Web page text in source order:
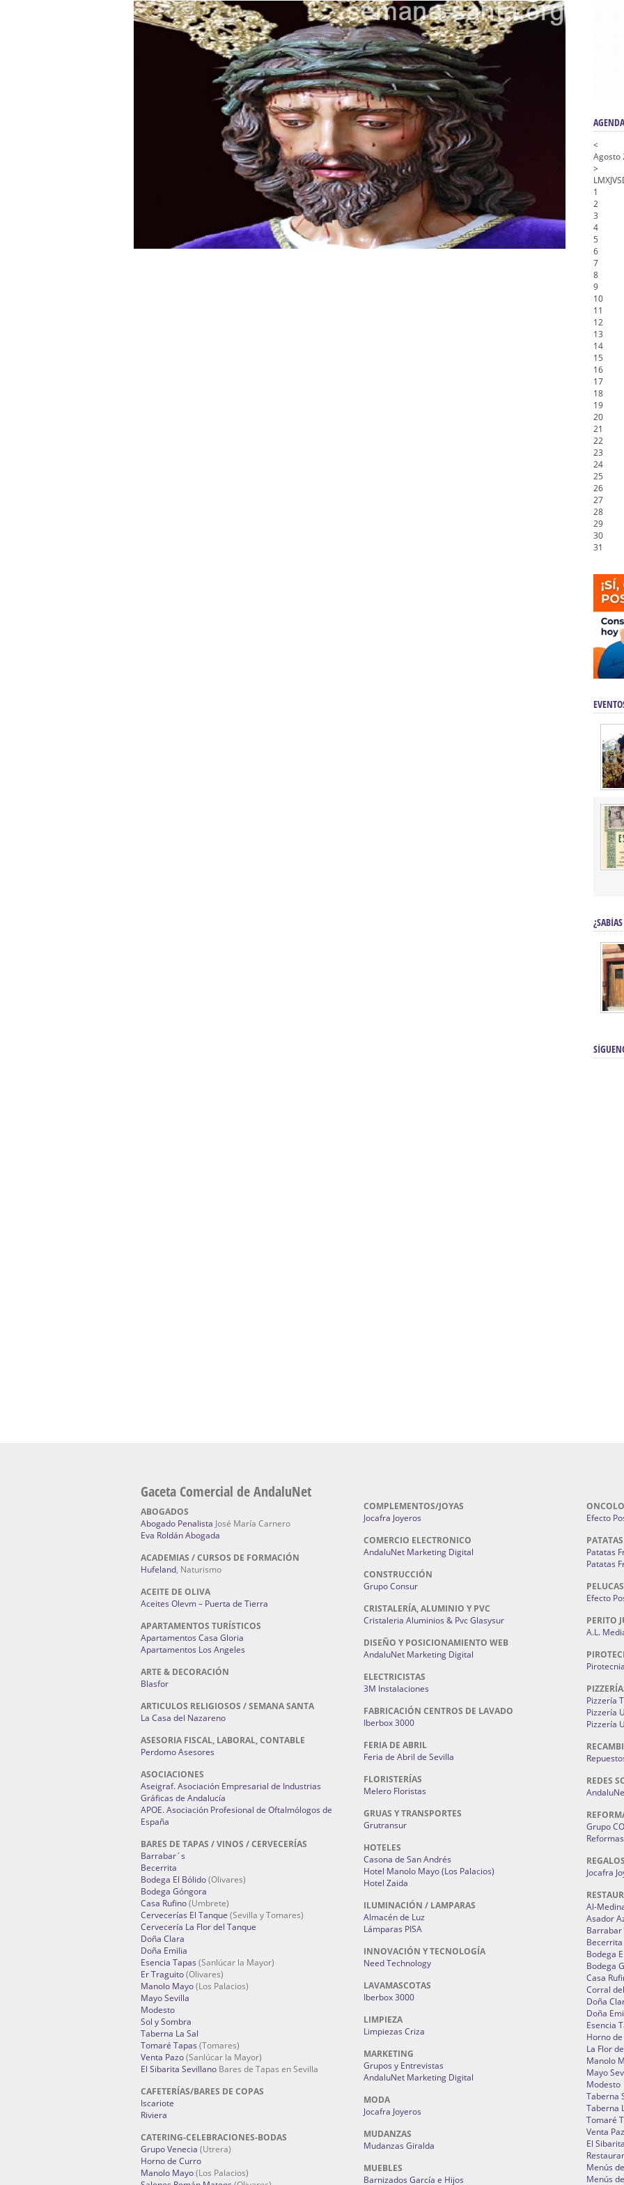
Besapié y Besamano en la Quinta Angustia
Gitanos: Besamanos del Señor de la Salud
Besamanos del Señor de la Divina Misericordia, Vía Crucis y Traslado – Siete Palabras
Solemne y devoto Besapiés en honor de Nuestro Padre Jesús de la Pasión
Misa Solemne en honor a Nuestra Señora de Gracia y Esperanza – San Roque
<
Agosto
>
LMXJVS
1
2
3
4
5
6
7
8
9
10
11
12
13
14
15
16
17
18
19
20
21
22
23
24
25
26
27
28
29
30
31
Gaceta Comercial de AndaluNet
ABOGADOS
Abogado Penalista José María Carnero
Eva Roldán Abogada
ACADEMIAS / CURSOS DE FORMACIÓN
Hufeland, Naturismo
ACEITE DE OLIVA
Aceites Olevm – Puerta de Tierra
APARTAMENTOS TURÍSTICOS
Apartamentos Casa Gloria
Apartamentos Los Angeles
ARTE & DECORACIÓN
Blasfor
ARTICULOS RELIGIOSOS / SEMANA SANTA
La Casa del Nazareno
ASESORIA FISCAL, LABORAL, CONTABLE
Perdomo Asesores
ASOCIACIONES
Aseigraf. Asociación Empresarial de Industrias
Gráficas de Andalucía
APOE. Asociación Profesional de Oftalmólogos de
España
BARES DE TAPAS / VINOS / CERVECERÍAS
Barrabar´s
Becerrita
Bodega El Bólido(Olivares)
Bodega Góngora
Casa Rufino(Umbrete)
Cervecerías El Tanque (Sevilla y Tomares)
Cervecería La Flor del Tanque
Doña Clara
Doña Emilia
Esencia Tapas (Sanlúcar la Mayor)
Er Traguito(Olivares)
Manolo Mayo(Los Palacios)
Mayo Sevilla
Modesto
Sol y Sombra
Taberna La Sal
Tomaré Tapas (Tomares)
Venta Pazo(Sanlúcar la Mayor)
El Sibarita Sevillano Bares de Tapas en Sevilla
CAFETERÍAS/BARES DE COPAS
Iscariote
Riviera
CATERING-CELEBRACIONES-BODAS
Grupo Venecia (Utrera)
Horno de Curro
Manolo Mayo(Los Palacios)
COMPLEMENTOS/JOYAS
Jocafra Joyeros
COMERCIO ELECTRONICO
AndaluNet Marketing Digital
CONSTRUCCIÓN
Grupo Consur
CRISTALERÍA, ALUMINIO Y PVC
Cristaleria Aluminios & Pvc Glasysur
DISEÑO Y POSICIONAMIENTO WEB
AndaluNet Marketing Digital
ELECTRICISTAS
3M Instalaciones
FABRICACIÓN CENTROS DE LAVADO
Iberbox 3000
FERIA DE ABRIL
Feria de Abril de Sevilla
FLORISTERÍAS
Melero Floristas
GRUAS Y TRANSPORTES
Grutransur
HOTELES
Casona de San Andrés
Hotel Manolo Mayo (Los Palacios)
Hotel Zaida
ILUMINACIÓN / LAMPARAS
Almacén de Luz
Lámparas PISA
INNOVACIÓN Y TECNOLOGÍA
Need Technology
LAVAMASCOTAS
Iberbox 3000
LIMPIEZA
Limpiezas Criza
MARKETING
Grupos y Entrevistas
AndaluNet Marketing Digital
MODA
Jocafra Joyeros
MUDANZAS
Mudanzas Giralda
MUEBLES
Barnizados García e Hijos
Efecto
Patatas
Patatas
PELUCAS
Efecto
PERITO
A.L.
Pizzería
Pizzería
Pizzería
REDES
Grupo
Jocafra
Al-
Asador
Becerrita
Bodega
Bodega
Casa
Corral
Doña
Doña
Esencia
Horno
La Flor
Manolo
Mayo
Modesto
Taberna
Taberna
Tomaré
Venta
El
Menús
Menús